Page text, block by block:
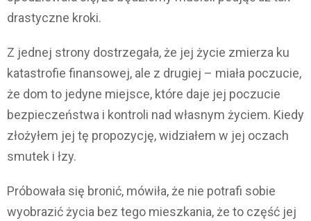
drastyczne kroki.
Z jednej strony dostrzegała, że jej życie zmierza ku
katastrofie finansowej, ale z drugiej – miała poczucie,
że dom to jedyne miejsce, które daje jej poczucie
bezpieczeństwa i kontroli nad własnym życiem. Kiedy
złożyłem jej tę propozycję, widziałem w jej oczach
smutek i łzy.
Próbowała się bronić, mówiła, że nie potrafi sobie
wyobrazić życia bez tego mieszkania, że to część jej